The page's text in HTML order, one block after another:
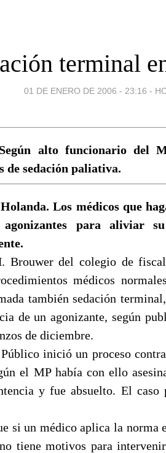
terminal
01 DE ENERO DE 2006 - 23:16 -
alto funcionario del
de sedación paliativa.
Los médicos que
agonizantes para aliviar
Brouwer del colegio de
médicos
también sedación
de un agonizante, según
de diciembre.
inició un proceso
el MP había con ello
y fue absuelto. El caso
si un médico aplica la norma
tiene motivos para